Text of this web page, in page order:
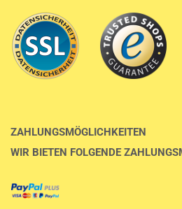
ZAHLUNGSMÖGLICHKEITEN
WIR BIETEN FOLGENDE